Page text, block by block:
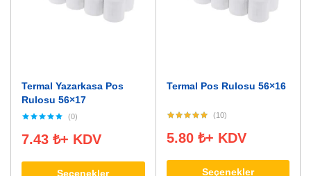
Termal Yazarkasa Pos
Rulosu 56×17
(0)
7.43 ₺+ KDV
Seçenekler
Termal Pos Rulosu 56×16
(10)
5.80 ₺+ KDV
Seçenekler